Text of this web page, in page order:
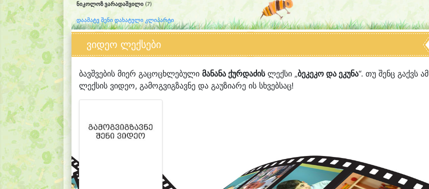
ნიკოლოზ ვარადაშვილი(7)
დაამატე შენი დახატული კლიპარტი
ვიდეო ლექსები
ბავშვების მიერ გაცოცხლებული მანანა ქურდაძისლექსი „ბეკეკო და ეკუნა“. თუ შენც გაქვს ამ
ლექსის ვიდეო, გამოგვიგზავნე და გაუზიარე ის სხვებსაც!